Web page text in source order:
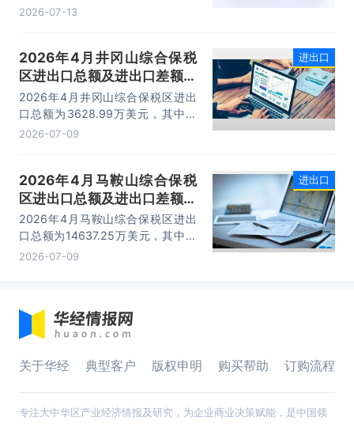
332.22亿元，同比增长21%，占大
台。
2026-07-13
2026年4月井冈山综合保税
区进出口总额及进出口差额统
计分析
2026年4月井冈山综合保税区进出
口总额为3628.99万美元，其中：
出口额为1562.95万美元，进口额为
2026-07-09
进出口
2026年4月马鞍山综合保税
区进出口总额及进出口差额统
计分析
2026年4月马鞍山综合保税区进出
口总额为14637.25万美元，其中：
出口额为14365.71万美元，进口额
2026-07-09
进出口
关于华经 典型客户 版权申明 购买帮助 订购流程
专注大中华区产业经济情报及研究，为企业商业决策赋能，是中国领